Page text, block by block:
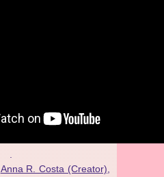
Anna R. Costa (Creator)